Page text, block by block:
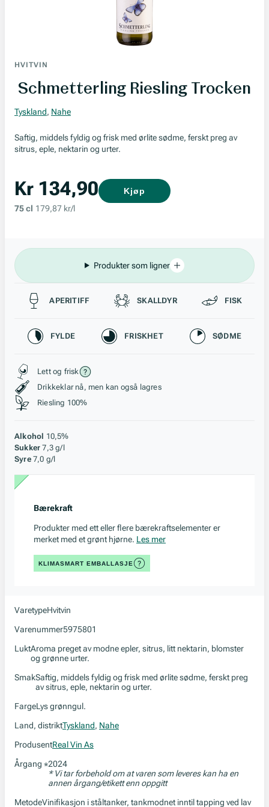
HVITVIN
Schmetterling Riesling Trocken
Tyskland, Nahe
Saftig, middels fyldig og frisk med ørlite sødme, ferskt preg av
sitrus, eple, nektarin og urter.
Kr 134,90
75 cl 179,87 kr/l
Kjøp
Produkter som ligner
Passer til
APERITIFF SKALLDYR FISK
Karakteristikk
FYLDE FRISKHET SØDME
Stil, lagring og råstoff
Lett og frisk
Drikkeklar nå, men kan også lagres
Riesling 100%
Alkohol 10,5%
Sukker 7,3 g/l
Syre 7,0 g/l
Bærekraft
Produkter med ett eller flere bærekraftselementer er
merket med et grønt hjørne. Les mer
KLIMASMART EMBALLASJE
VaretypeHvitvin
Varenummer5975801
LuktAroma preget av modne epler, sitrus, litt nektarin, blomster
og grønne urter.
SmakSaftig, middels fyldig og frisk med ørlite sødme, ferskt preg
av sitrus, eple, nektarin og urter.
FargeLys grønngul.
Land, distriktTyskland, Nahe
ProdusentReal Vin As
Årgang *2024
* Vi tar forbehold om at varen som leveres kan ha en
annen årgang/etikett enn oppgitt
MetodeVinifikasjon i ståltanker, tankmodnet inntil tapping ved lav